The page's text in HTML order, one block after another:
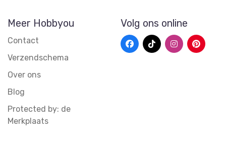
Meer Hobbyou
Contact
Verzendschema
Over ons
Blog
Protected by: de
Merkplaats
Volg ons online